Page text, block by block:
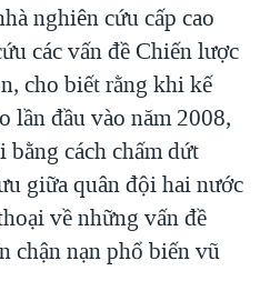
nghiên cứu cấp cao
các vấn đề Chiến lược
cho biết rằng khi kế
lần đầu vào năm 2008,
cách chấm dứt
giữa quân đội hai nước
về những vấn đề
chận nạn phổ biến vũ